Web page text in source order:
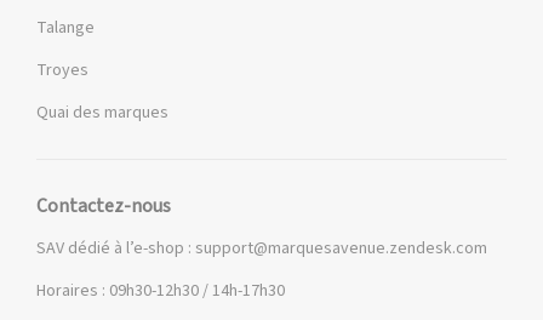
Talange
Troyes
Quai des marques
Contactez-nous
SAV dédié à l’e-shop : support@marquesavenue.zendesk.com
Horaires : 09h30-12h30 / 14h-17h30